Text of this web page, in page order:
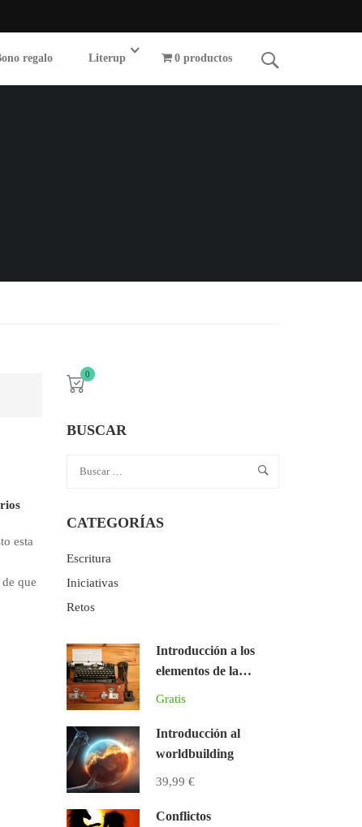
regalo Literup 0 productos
esta
que
0
BUSCAR
CATEGORÍAS
Escritura
Iniciativas
Retos
Introducción a los
elementos de la
Gratis
Introducción al
worldbuilding
39,99 €
Conflictos